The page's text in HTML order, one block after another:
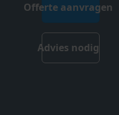
Offerte aanvragen
Advies nodig